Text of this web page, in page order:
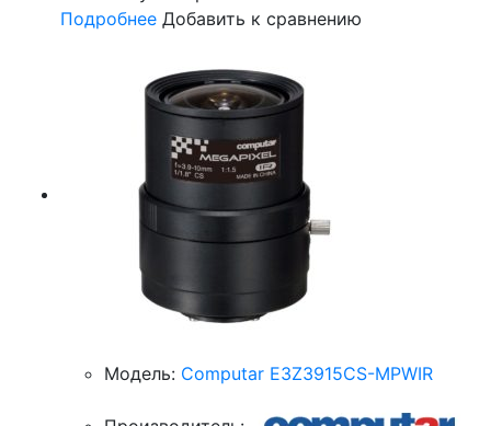
Подробнее Добавить к сравнению
Модель: Computar E3Z3915CS-MPWIR